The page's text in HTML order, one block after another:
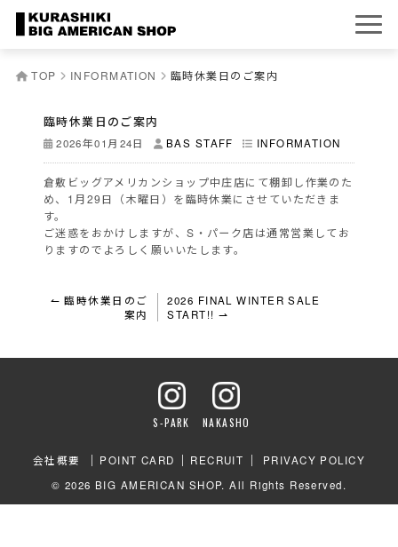
TOP INFORMATION 臨時休業日のご案内
臨時休業日のご案内
2026年01月24日 BAS STAFF INFORMATION
倉敷ビッグアメリカンショップ中庄店にて棚卸し作業のた
め、1月29日（木曜日）を臨時休業にさせていただきま
す。
ご迷惑をおかけしますが、S・パーク店は通常営業してお
りますのでよろしく願いいたします。
投
ナ
ー
シ
↼ 臨時休業日のご
案内
2026 FINAL WINTER SALE
START!! ⇀
S-PARK NAKASHO
会社概要 POINT CARD RECRUIT
PRIVACY POLICY
© 2026 BIG AMERICAN SHOP. All Rights Reserved.